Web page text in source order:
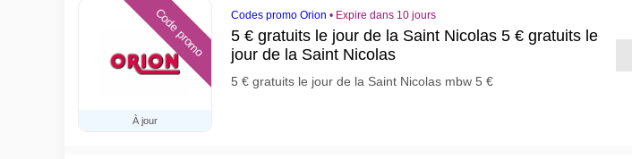
À jour
Code promo Codes promo Orion • Expire dans 10 jours
5 € gratuits le jour de la Saint Nicolas 5 € gratuits le
jour de la Saint Nicolas
5 € gratuits le jour de la Saint Nicolas mbw 5 €